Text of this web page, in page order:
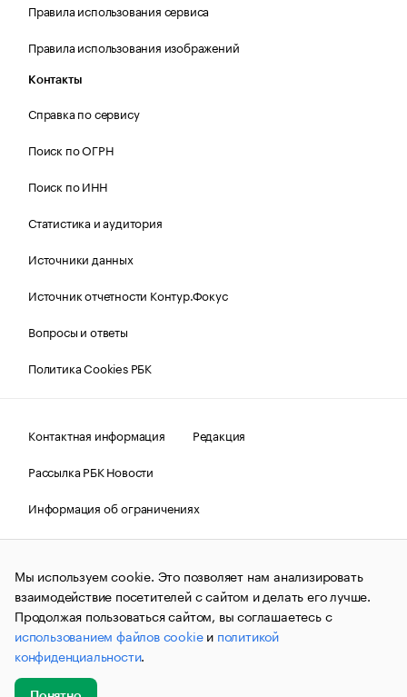
Правила использования сервиса
Правила использования изображений
Контакты
Справка по сервису
Поиск по ОГРН
Поиск по ИНН
Статистика и аудитория
Источники данных
Источник отчетности Контур.Фокус
Вопросы и ответы
Политика Cookies РБК
Контактная информация
Редакция
Рассылка РБК Новости
Информация об ограничениях
Правовая информация
О соблюдении авторских прав
© АО «РОСБИЗНЕСКОНСАЛТИНГ»,1995–2026.Сообщения
и материалы информационного агентства «РБК»
(зарегистрировано Федеральной службой по надзору в сфере
связи, информационных технологий и массовых
коммуникаций (Роскомнадзор) 09.12.2015 за номером ИА
№ФС77-63848) сопровождаются пометкой «РБК». Отдельные
публикации могут содержать информацию,
не предназначенную для пользователей
Мы используем cookie. Это позволяет нам анализировать
взаимодействие посетителей с сайтом и делать его лучше.
Продолжая пользоваться сайтом, вы соглашаетесь с
использованием файлов cookieи политикой
конфиденциальности.